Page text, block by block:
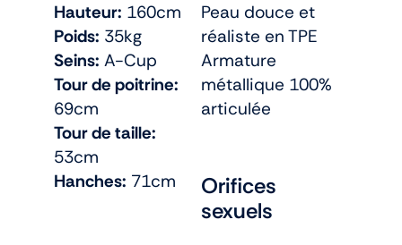
Hauteur: 160cm
Poids: 35kg
Seins: A-Cup
Tour de poitrine:
69cm
Tour de taille:
53cm
Hanches: 71cm
Peau douce et
réaliste en TPE
Armature
métallique 100%
articulée
Orifices
sexuels